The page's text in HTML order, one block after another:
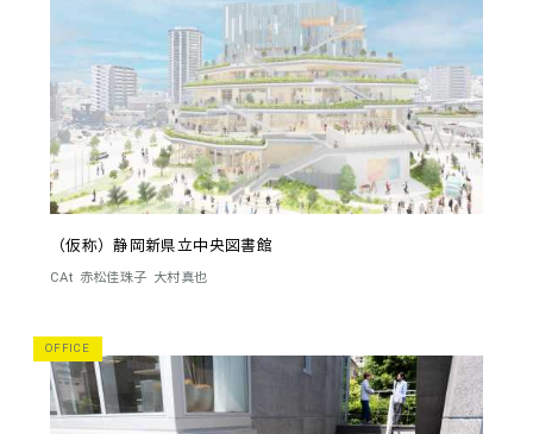
（仮称）静岡新県立中央図書館
CAt 赤松佳珠子 大村真也
OFFICE